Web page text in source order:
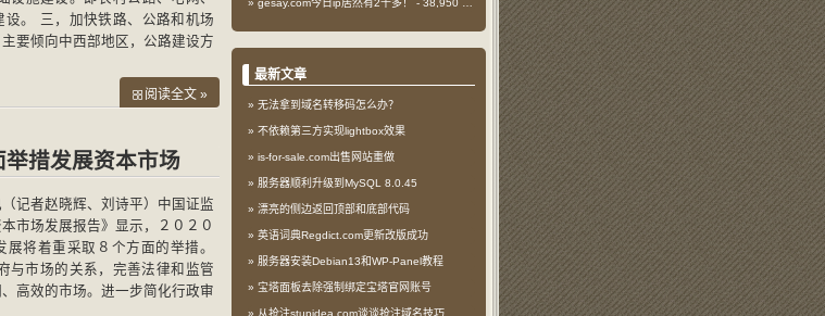
设。 三，加快铁路、公路和机场
要倾向中西部地区，公路建设方
阅读全文 »
措发展资本市场
记者赵晓辉、刘诗平）中国证监
市场发展报告》显示，２０２０
将着重采取８个方面的举措。
市场的关系，完善法律和监管
高效的市场。进一步简化行政审
gesay.com今日ip居然有2千多！ - 38,950 浏览
最新文章
无法拿到域名转移码怎么办？
不依赖第三方实现lightbox效果
is-for-sale.com出售网站重做
服务器顺利升级到MySQL 8.0.45
漂亮的侧边返回顶部和底部代码
英语词典Regdict.com更新改版成功
服务器安装Debian13和WP-Panel教程
宝塔面板去除强制绑定宝塔官网账号
从抢注stupidea.com谈谈抢注域名技巧